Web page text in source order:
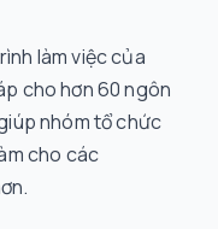
làm việc của
cho hơn 60 ngôn
nhóm tổ chức
cho các